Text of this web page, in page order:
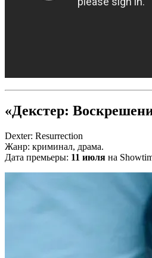
«Декстер:
Dexter: Resurrection
Жанр: криминал, драма.
Дата премьеры: 11 июля на